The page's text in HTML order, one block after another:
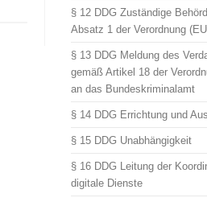
§ 12 DDG Zuständige
Absatz 1 der Verordnung
§ 13 DDG Meldung des
gemäß Artikel 18 der
an das Bundeskriminalamt
§ 14 DDG Errichtung und
§ 15 DDG Unabhängigkeit
§ 16 DDG Leitung der
digitale Dienste